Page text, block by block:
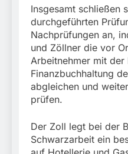
Insgesamt schließen
durchgeführten
Nachprüfungen an,
und Zöllner die vor
Arbeitnehmer mit der
Finanzbuchhaltung
abgleichen und
prüfen.
Der Zoll legt bei der
Schwarzarbeit ein